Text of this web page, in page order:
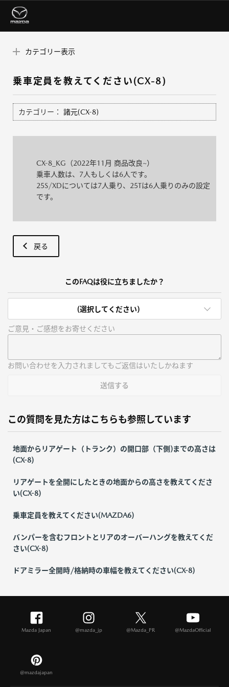
カテゴリー表示
乗車定員を教えてください(CX-8)
カテゴリー： 諸元(CX-8)
CX-8_KG（2022年11月 商品改良~）
乗車人数は、7人もしくは6人です。
25S/XDについては7人乗り、25Tは6人乗りのみの設定
です。
戻る
このFAQは役に立ちましたか？
(選択してください)
ご意見・ご感想をお寄せください
お問い合わせを入力されましてもご返信はいたしかねます
送信する
この質問を見た方はこちらも参照しています
地面からリアゲート（トランク）の開口部（下側)までの高さは
(CX-8)
リアゲートを全開にしたときの地面からの高さを教えてくださ
い(CX-8)
乗車定員を教えてください(MAZDA6)
バンパーを含むフロントとリアのオーバーハングを教えてくだ
さい(CX-8)
ドアミラー全開時/格納時の車幅を教えてください(CX-8)
Mazda Japan @mazda_jp @Mazda_PR @MazdaOfficial
@mazdajapan